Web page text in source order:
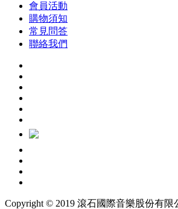
會員活動
購物須知
常見問答
聯絡我們
Copyright © 2019 滾石國際音樂股份有